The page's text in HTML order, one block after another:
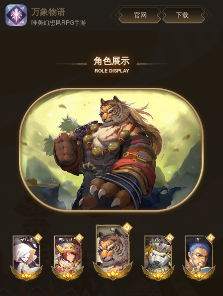
万象物语
唯美幻想风RPG手游
官网 下载
角色展示
ROLE DISPLAY